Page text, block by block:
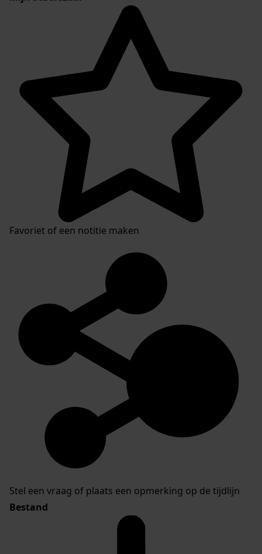
Favoriet of een notitie maken
Stel een vraag of plaats een opmerking op de tijdlijn
Bestand